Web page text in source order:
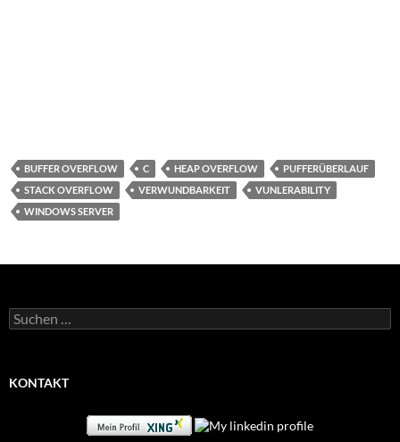
BUFFER OVERFLOW C HEAP OVERFLOW
PUFFERÜBERLAUF
STACK OVERFLOW
VERWUNDBARKEIT
VUNLERABILITY
WINDOWS SERVER
Suchen
nach:
KONTAKT